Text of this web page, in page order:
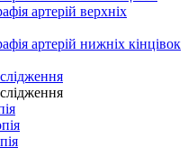
артерій верхніх
артерій нижніх кінцівок